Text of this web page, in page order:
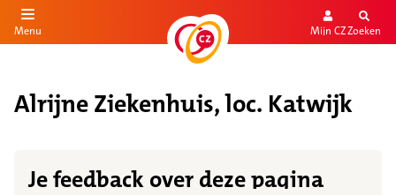
de inhoud
Menu Mijn CZZoeken
Alrijne Ziekenhuis, loc. Katwijk
Je feedback over deze pagina